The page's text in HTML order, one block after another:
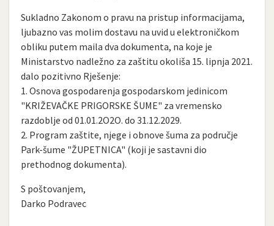
Sukladno Zakonom o pravu na pristup informacijama,
ljubazno vas molim dostavu na uvid u elektroničkom
obliku putem maila dva dokumenta, na koje je
Ministarstvo nadležno za zaštitu okoliša 15. lipnja 2021.
dalo pozitivno Rješenje:
1. Osnova gospodarenja gospodarskom jedinicom
"KRIŽEVAČKE PRIGORSKE ŠUME" za vremensko
razdoblje od 01.01.2O2O. do 31.12.2029.
2. Program zaštite, njege i obnove šuma za područje
Park-šume "ŽUPETNICA" (koji je sastavni dio
prethodnog dokumenta).
S poštovanjem,
Darko Podravec